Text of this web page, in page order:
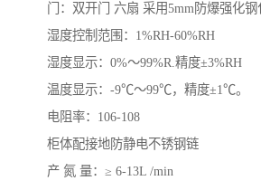
门：双开门 六扇 采用5mm防爆强化钢
湿度控制范围：1%RH-60%RH
湿度显示：0%～99%R.精度±3%RH
温度显示：-9℃～99℃，精度±1℃。
电阻率：106-108
柜体配接地防静电不锈钢链
产 氮 量：≥ 6-13L /min